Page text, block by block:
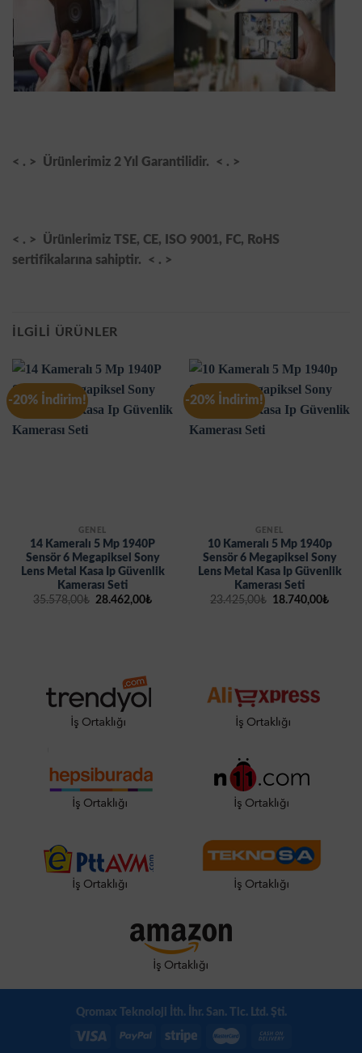
< . > Ürünlerimiz 2 Yıl Garantilidir. < . >
< . >
Ürünlerimiz TSE, CE, ISO 9001, FC, RoHS
sertifikalarına sahiptir.
< . >
İLGILI ÜRÜNLER
-20% İndirim!
GENEL
14 Kameralı 5 Mp 1940P
Sensör 6 Megapiksel Sony
Lens Metal Kasa Ip Güvenlik
Kamerası Seti
35.578,00₺ Orijinal
28.462,00₺Şu
-20% İndirim!
GENEL
10 Kameralı 5 Mp 1940p
Sensör 6 Megapiksel Sony
Lens Metal Kasa Ip Güvenlik
Kamerası Seti
23.425,00₺ Orijinal
18.740,00₺Şu
Qromax Teknoloji İth. İhr. San. Tic. Ltd. Şti.